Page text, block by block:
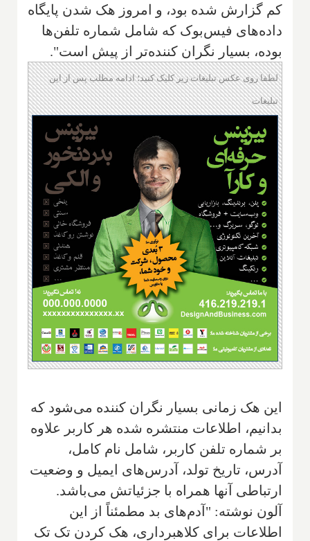
كم گزارش شده بود، و امروز هک شدن پایگاه
داده‌های فیس‌بوک که شامل شماره تلفن‌ها
بوده، بسیار نگران كننده‌تر از پیش است".
لطفا روی عکس تبلیغات زیر کلیک کنید؛ ادامه مطلب پس از این
تبلیغات
این هک زمانی بسیار نگران کننده می‌شود که
بدانیم، اطلاعات منتشره شده هر کاربر علاوه
بر شماره تلفن کاربر، شامل نام کامل،
آدرس، تاریخ تولد، آدرس‌های ایمیل و وضعیت
ارتباطی آنها همراه با جزئیاتش می‌باشد.
آلون نوشته: "آدم‌های بد مطمئناً از این
اطلاعات برای كلاهبرداری، هک کردن تک تک